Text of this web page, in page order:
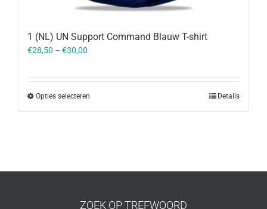
1 (NL) UN Support Command Blauw T-shirt
€28,50 – €30,00
Opties selecteren Details
ZOEK OP TREFWOORD